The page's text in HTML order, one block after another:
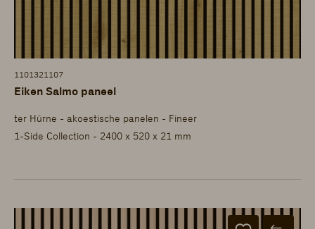
1101321107
Eiken Salmo paneel
ter Hürne - akoestische panelen - Fineer
1-Side Collection - 2400 x 520 x 21 mm